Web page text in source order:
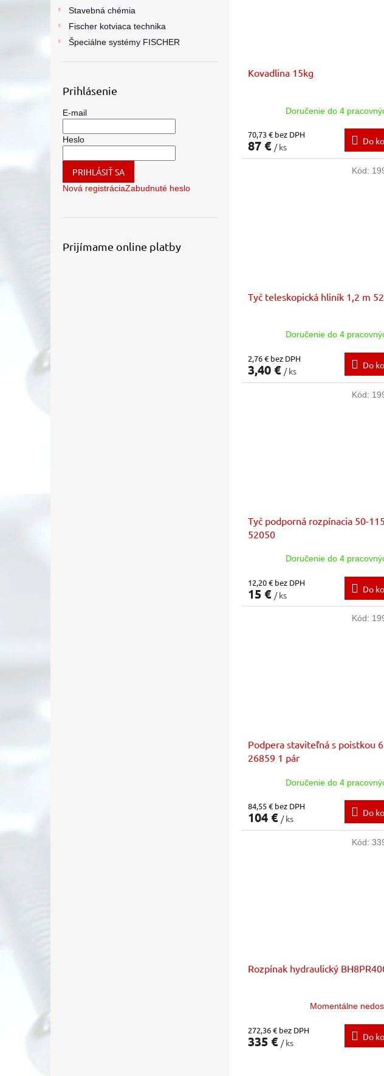
Stavebná chémia
Fischer kotviaca technika
Špeciálne systémy FISCHER
Prihlásenie
E-mail
Heslo
PRIHLÁSIŤ SA
Nová registráciaZabudnuté heslo
Prijímame online platby
Kovadlina 15kg
Doručenie do 4
70,73 € bez DPH
87 € / ks
Do
Tyč teleskopická hliník 1,2 m
Doručenie do 4
2,76 € bez DPH
3,40 € / ks
Do
Kód:
Tyč podporná rozpínacia 50-115
52050
Doručenie do 4
12,20 € bez DPH
15 € / ks
Do
Kód:
Podpera staviteľná s poistkou
26859 1 pár
Doručenie do 4
84,55 € bez DPH
104 € / ks
Do
Kód:
Rozpínak hydraulický
Momentálne
272,36 € bez DPH
335 € / ks
Do
Kód: